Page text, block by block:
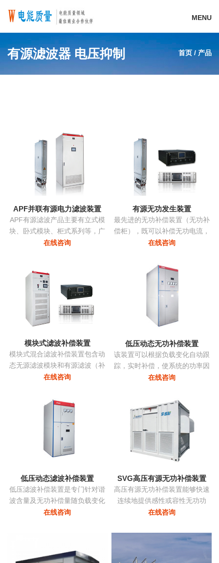
MENU
首页 / 产品
有源滤波器 电压抑制
APF并联有源电力滤波装置
APF有源滤波产品主要有立式模
块、卧式模块、柜式系列等，广
泛应用多种负载产生的谐波。
在线咨询
有源无功发生装置
最先进的无功补偿装置（无功补
偿柜），既可以补偿无功电流，
亦可补偿谐波电流，改善三相不
制系统振荡...
在线咨询
模块式滤波补偿装置
模块式混合滤波补偿装置包含动
态无源滤波模块和有源滤波（补
偿）模块两部分，共同承担无功
分和无源部分均由同一控制器控
制。无源部分包括多组单调谐支
路，主要动态调节无功并抑制特
征次谐波电流。有源滤波模块动
偿...
在线咨询
低压动态无功补偿装置
该装置可以根据负载变化自动跟
踪，实时补偿，使系统的功率因
数始终保持在最佳点，同时采用
合，组装维护极为方便且可以进
行随意的扩展，性价比非常高...
在线咨询
低压动态滤波补偿装置
低压滤波补偿装置是专门针对谐
波含量及无功补偿量随负载变化
的负载而设计，该装置根据负载
最佳点...
在线咨询
SVG高压有源无功补偿装置
高压有源无功补偿装置能够快速
连续地提供感性或容性无功功
率，实现考核点的恒定无功、恒
定、高效、优质地运行。在配电
网中将中小容量的ZRSVG装置安
装在某些特殊（如电弧炉）负荷
在线咨询